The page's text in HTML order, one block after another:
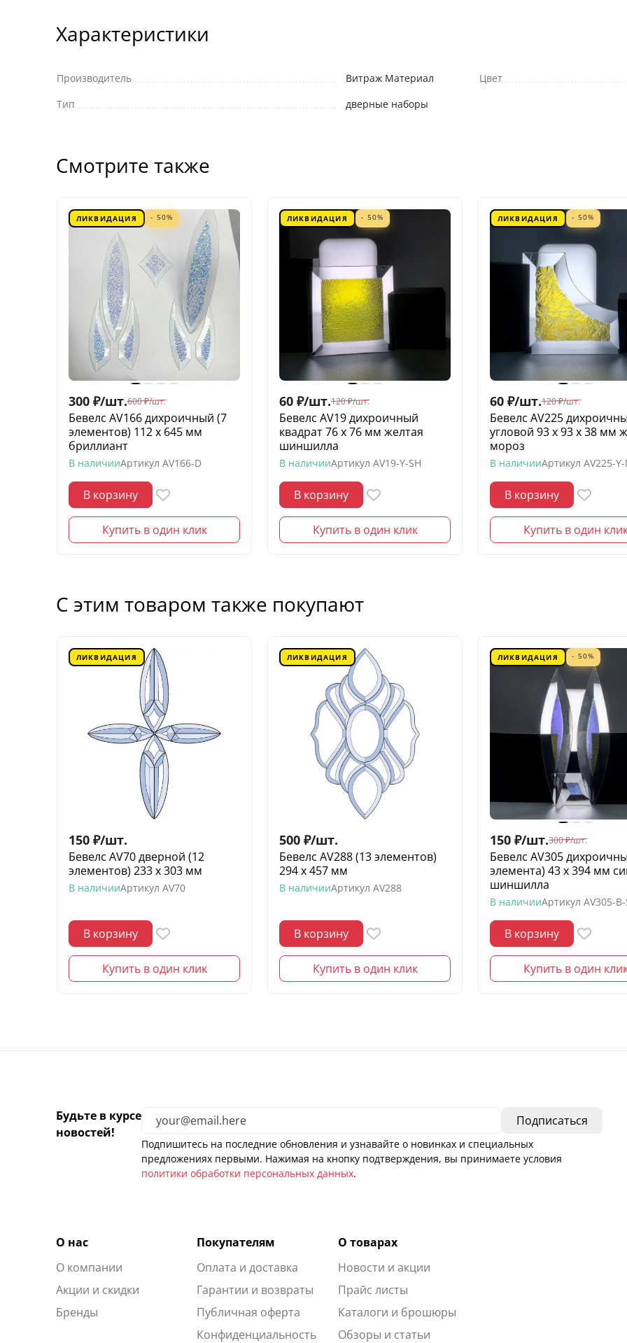
Характеристики
Производитель
Витраж Материал
Тип
дверные наборы
Цвет
Смотрите также
ЛИКВИДАЦИЯ - 50%
300 ₽/шт.600 ₽/шт.
Бевелс AV166 дихроичный (7
элементов) 112 х 645 мм
бриллиант
В наличииАртикул AV166-D
В корзину
Купить в один клик
ЛИКВИДАЦИЯ - 50%
60 ₽/шт.120 ₽/шт.
Бевелс AV19 дихроичный
квадрат 76 х 76 мм желтая
шиншилла
В наличииАртикул AV19-Y-SH
В корзину
Купить в один клик
ЛИКВИДАЦИЯ - 50%
60 ₽/шт.120 ₽/шт.
Бевелс AV225
угловой 93 х 93 х 38 мм
мороз
В наличииАртикул AV225-
В корзину
Купить в один
С этим товаром также покупают
ЛИКВИДАЦИЯ
150 ₽/шт.
Бевелс AV70 дверной (12
элементов) 233 х 303 мм
В наличииАртикул AV70
В корзину
Купить в один клик
ЛИКВИДАЦИЯ
500 ₽/шт.
Бевелс AV288 (13 элементов)
294 х 457 мм
В наличииАртикул AV288
В корзину
Купить в один клик
ЛИКВИДАЦИЯ - 50%
150 ₽/шт.300 ₽/шт.
Бевелс AV305
элемента) 43 х 394 мм
шиншилла
В наличииАртикул AV305-B-
В корзину
Купить в один
Будьте в курсе
новостей!
Подпишитесь на последние обновления и узнавайте о новинках и специальных
предложениях первыми. Нажимая на кнопку подтверждения, вы принимаете условия
политики обработки персональных данных.
О нас
О компании
Акции и скидки
Бренды
Покупателям
Оплата и доставка
Гарантии и возвраты
Публичная оферта
Конфиденциальность
О товарах
Новости и акции
Прайс листы
Каталоги и брошюры
Обзоры и статьи